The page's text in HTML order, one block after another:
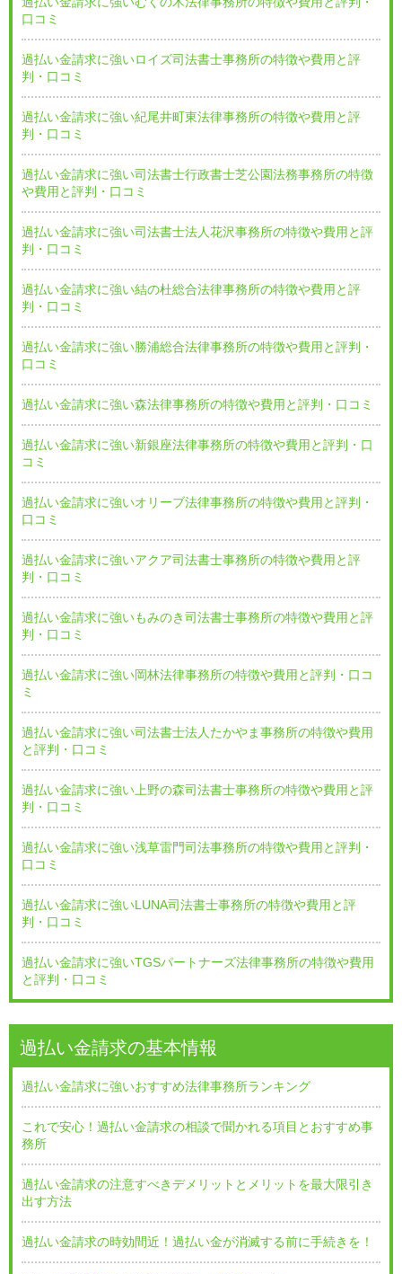
口コミ
過払い金請求に強いロイズ司法書士事務所の特徴や費用と評
判・口コミ
過払い金請求に強い紀尾井町東法律事務所の特徴や費用と評
判・口コミ
過払い金請求に強い司法書士行政書士芝公園法務事務所の特徴
や費用と評判・口コミ
過払い金請求に強い司法書士法人花沢事務所の特徴や費用と評
判・口コミ
過払い金請求に強い結の杜総合法律事務所の特徴や費用と評
判・口コミ
過払い金請求に強い勝浦総合法律事務所の特徴や費用と評判・
口コミ
過払い金請求に強い森法律事務所の特徴や費用と評判・口コミ
過払い金請求に強い新銀座法律事務所の特徴や費用と評判・口
コミ
過払い金請求に強いオリーブ法律事務所の特徴や費用と評判・
口コミ
過払い金請求に強いアクア司法書士事務所の特徴や費用と評
判・口コミ
過払い金請求に強いもみのき司法書士事務所の特徴や費用と評
判・口コミ
過払い金請求に強い岡林法律事務所の特徴や費用と評判・口コ
ミ
過払い金請求に強い司法書士法人たかやま事務所の特徴や費用
と評判・口コミ
過払い金請求に強い上野の森司法書士事務所の特徴や費用と評
判・口コミ
過払い金請求に強い浅草雷門司法事務所の特徴や費用と評判・
口コミ
過払い金請求に強いLUNA司法書士事務所の特徴や費用と評
判・口コミ
過払い金請求に強いTGSパートナーズ法律事務所の特徴や費用
と評判・口コミ
過払い金請求の基本情報
過払い金請求に強いおすすめ法律事務所ランキング
これで安心！過払い金請求の相談で聞かれる項目とおすすめ事
務所
過払い金請求の注意すべきデメリットとメリットを最大限引き
出す方法
過払い金請求の時効間近！過払い金が消滅する前に手続きを！